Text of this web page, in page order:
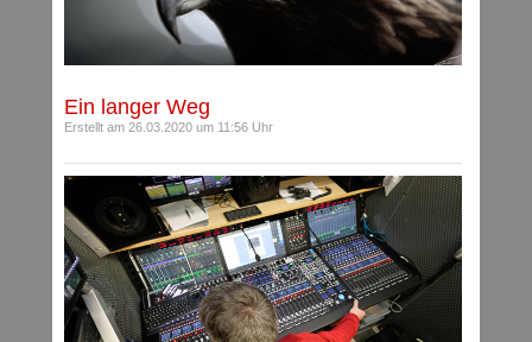
Ein langer Weg
Erstellt am 26.03.2020 um 11:56 Uhr